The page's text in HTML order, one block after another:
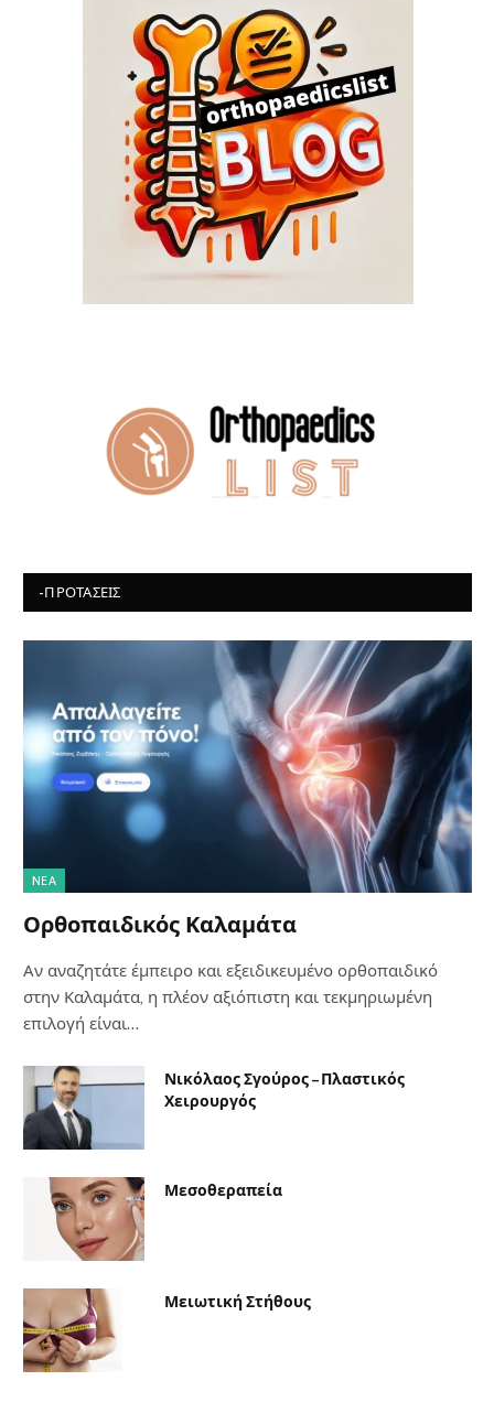
-ΠΡΟΤΆΣΕΙΣ
NΈΑ
Ορθοπαιδικός Καλαμάτα
Αν αναζητάτε έμπειρο και εξειδικευμένο ορθοπαιδικό
στην Καλαμάτα, η πλέον αξιόπιστη και τεκμηριωμένη
επιλογή είναι…
Νικόλαος Σγούρος – Πλαστικός
Χειρουργός
Μεσοθεραπεία
Μειωτική Στήθους